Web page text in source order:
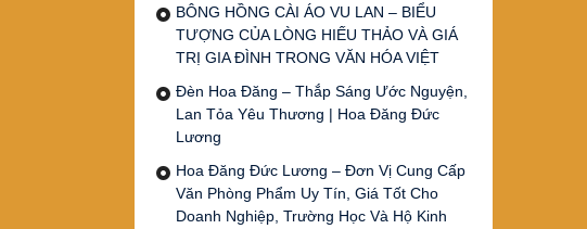
BÔNG HỒNG CÀI ÁO VU LAN – BIỂU
TƯỢNG CỦA LÒNG HIẾU THẢO VÀ GIÁ
TRỊ GIA ĐÌNH TRONG VĂN HÓA VIỆT
Đèn Hoa Đăng – Thắp Sáng Ước Nguyện,
Lan Tỏa Yêu Thương | Hoa Đăng Đức
Lương
Hoa Đăng Đức Lương – Đơn Vị Cung Cấp
Văn Phòng Phẩm Uy Tín, Giá Tốt Cho
Doanh Nghiệp, Trường Học Và Hộ Kinh